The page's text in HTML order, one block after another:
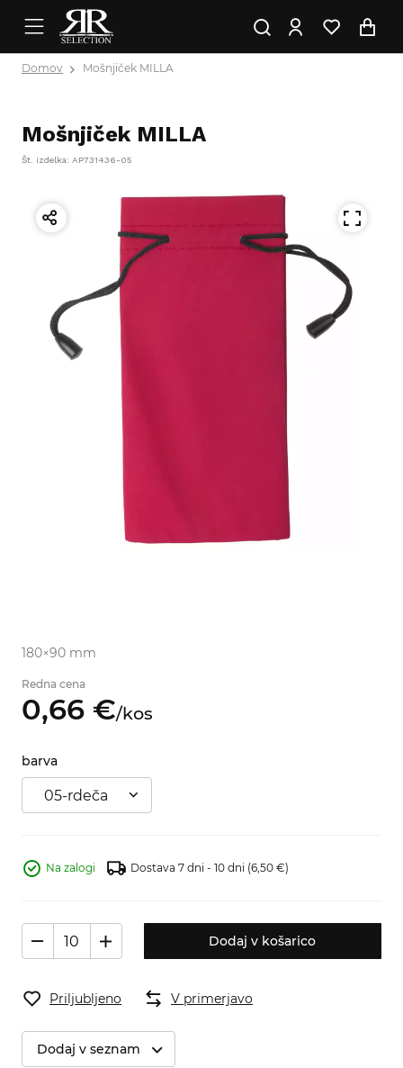
Domov Mošnjiček MILLA
Mošnjiček MILLA
Št. izdelka: AP731436-05
180×90 mm
Redna cena
0,66 €/kos
barva
05-rdeča
Na zalogi Dostava 7 dni - 10 dni (6,50 €)
Dodaj v košarico
Priljubljeno V primerjavo
Dodaj v seznam